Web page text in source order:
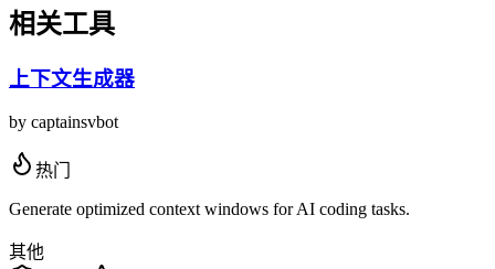
相关工具
上下文生成器
by captainsvbot
热门
Generate optimized context windows for AI coding tasks.
其他